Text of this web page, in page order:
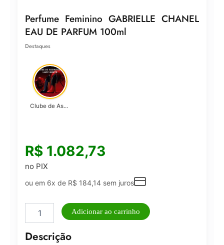
Perfume Feminino GABRIELLE CHANEL
EAU DE PARFUM 100ml
Destaques
Clube de Assinatura Lady Griffe
R$ 1.082,73
no PIX
ou em 6x de R$ 184,14 sem juros
Feminino
CHANEL
Adicionar ao carrinho
Descrição